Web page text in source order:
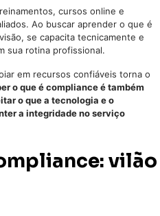
cursos online e
Ao buscar aprender o que é
se capacita tecnicamente e
sua rotina profissional.
em recursos confiáveis torna o
o que é compliance é também
o que a tecnologia e o
a integridade no serviço
vilão